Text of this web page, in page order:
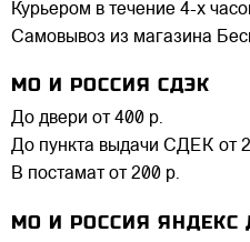
Курьером в течение 4-х
Самовывоз из магазина
МО И РОССИЯ СДЭК
До двери от 400 р.
До пункта выдачи СДЕК от
В постамат от 200 р.
МО И РОССИЯ ЯНДЕКС